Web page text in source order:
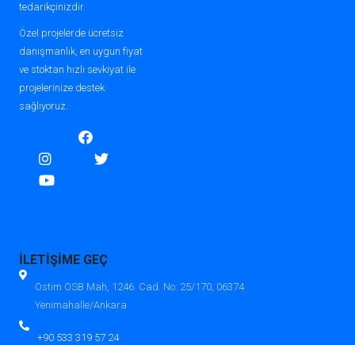
tedarikçinizdir.
Özel projelerde ücretsiz
danışmanlık, en uygun fiyat
ve stoktan hızlı sevkiyat ile
projelerinize destek
sağlıyoruz.
İLETİŞİME GEÇ
Ostim OSB Mah, 1246. Cad. No: 25/170, 06374
Yenimahalle/Ankara
+90 533 319 57 24